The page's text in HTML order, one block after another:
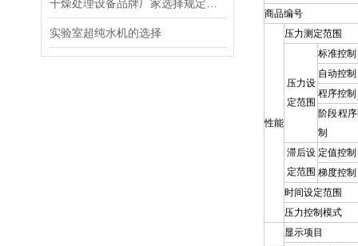
实验室超纯水机的选择
商品编号
性能
压力测定范围
压力设
定范围
标准控制
自动控制
程序控制
阶段程
制
滞后设
定范围
定值控制
梯度控制
时间设定范围
压力控制模式
显示项目